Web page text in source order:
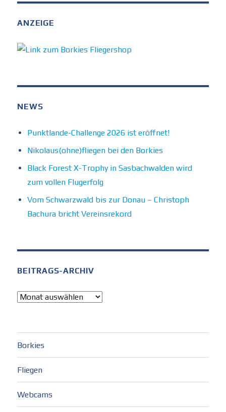
ANZEIGE
NEWS
Punktlande-Challenge 2026 ist eröffnet!
Nikolaus(ohne)fliegen bei den Borkies
Black Forest X-Trophy in Sasbachwalden wird
zum vollen Flugerfolg
Vom Schwarzwald bis zur Donau – Christoph
Bachura bricht Vereinsrekord
BEITRAGS-ARCHIV
Beitrags-
Borkies
Fliegen
Webcams